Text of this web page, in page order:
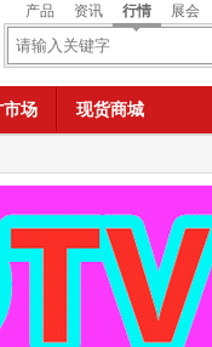
产品 资讯 行情 展会
市场 现货商城